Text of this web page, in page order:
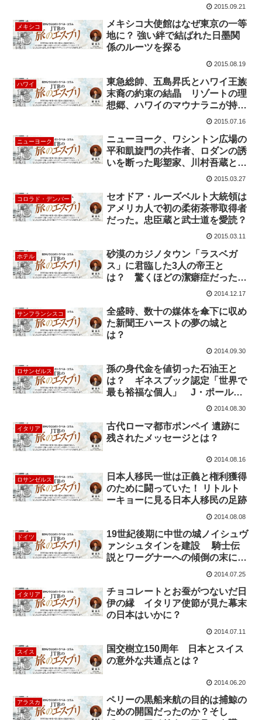
2015.09.21
メキシコ
メキシコ大使館はなぜ東京の一等
地に？ 強い絆で結ばれた日墨関
係のルーツを探る
2015.08.19
ハワイ
東急総帥、五島昇氏とハワイ王族
末裔の約束の結晶 リゾートの理
想郷、ハワイのマウナラニが持つ
2015.07.16
ニューヨーク
ニューヨーク、ワシントン広場の
平和凱旋門の共作者、ロダンの誘
いを断った彫塑家、川村吾蔵と
2015.03.27
コロラド・デンバー
セオドア・ルーズベルト大統領は
アメリカ人で初の柔術茶帯取得者
だった。忠臣蔵と武士道を愛読？
2015.03.11
ホテル
砂漠のカジノタウン「ラスベガ
ス」に君臨した3人の帝王と
は？ 驚くほどの潔癖症だった大
富豪”ハワード・ヒューズ”2014.12.17
サンフランシスコ
全盛時、数十の媒体を傘下に収め
た新聞王ハーストの夢の城と
は？
2014.09.30
ロサンゼルス
孫の身代金を値切った石油王と
は？ ギネスブック認定「世界で
最も裕福な個人」 J・ポール・
2014.08.30
イタリア
古代ローマ都市ポンペイ 遺跡に
残されたメッセージとは？
2014.08.16
ロサンゼルス
日本人移民一世は正義と権利獲得
のために闘っていた！ リトルト
ーキョーに見る日本人移民の足跡
2014.08.08
ドイツ
19世紀後期に中世の城ノイシュヴ
ァンシュタインを建設 騎士伝
説とワーグナーへの傾倒の末に…
2014.07.25
イタリア
チョコレートとお蚕がつないだ日
伊の縁 イタリア使節が見た幕末
の日本はいかに？
2014.07.11
スイス
国交樹立150周年 日本とスイス
の意外な共通点とは？
2014.06.20
アラスカ
ペリーの黒船来航の目的は捕鯨の
ための開国だったのか？そし